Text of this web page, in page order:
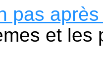
pas
et les